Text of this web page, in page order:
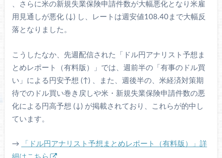
、さらに米の新規失業保険申請件数が大幅悪化となり米雇
用見通しが悪化 (↓) し、レートは週安値108.40まで大幅反
落となりました。
こうしたなか、先週配信された「ドル円アナリスト予想ま
とめレポート（有料版）」では、週前半の「有事のドル買
い」による円安予想 (↑) 、また、週後半の、米経済対策期
待でのドル買い巻き戻しや米・新規失業保険申請件数の悪
化による円高予想 (↓) が掲載されており、これらが的中し
ています。
→
「ドル円アナリスト予想まとめレポート（有料版）」詳